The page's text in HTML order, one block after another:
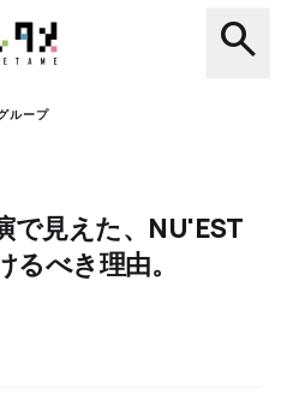
search
ループ
で見えた、NU'EST
べき理由。